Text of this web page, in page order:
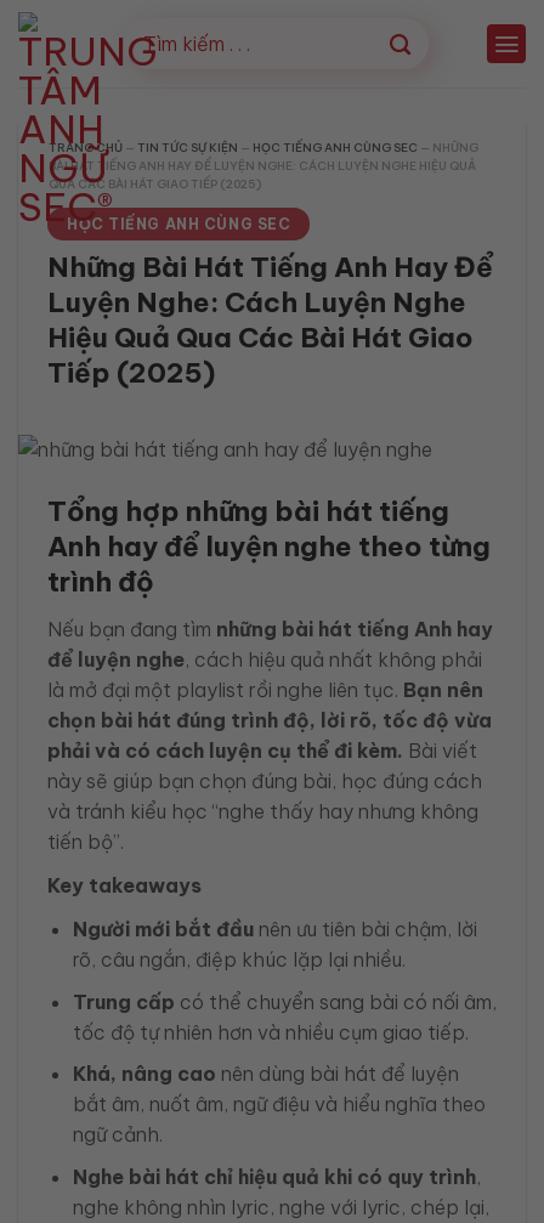
Bỏ
qua
nội
dung
TRANG CHỦ — TIN TỨC SỰ KIỆN — HỌC TIẾNG ANH CÙNG SEC — NHỮNG
BÀI HÁT TIẾNG ANH HAY ĐỂ LUYỆN NGHE: CÁCH LUYỆN NGHE HIỆU QUẢ
QUA CÁC BÀI HÁT GIAO TIẾP (2025)
HỌC TIẾNG ANH CÙNG SEC
Những Bài Hát Tiếng Anh Hay Để
Luyện Nghe: Cách Luyện Nghe
Hiệu Quả Qua Các Bài Hát Giao
Tiếp (2025)
Tổng hợp những bài hát tiếng
Anh hay để luyện nghe theo từng
trình độ
Nếu bạn đang tìm những bài hát tiếng Anh hay
để luyện nghe, cách hiệu quả nhất không phải
là mở đại một playlist rồi nghe liên tục. Bạn nên
chọn bài hát đúng trình độ, lời rõ, tốc độ vừa
phải và có cách luyện cụ thể đi kèm. Bài viết
này sẽ giúp bạn chọn đúng bài, học đúng cách
và tránh kiểu học “nghe thấy hay nhưng không
tiến bộ”.
Key takeaways
Người mới bắt đầunên ưu tiên bài chậm, lời
rõ, câu ngắn, điệp khúc lặp lại nhiều.
Trung cấp có thể chuyển sang bài có nối âm,
tốc độ tự nhiên hơn và nhiều cụm giao tiếp.
Khá, nâng cao nên dùng bài hát để luyện
bắt âm, nuốt âm, ngữ điệu và hiểu nghĩa theo
ngữ cảnh.
Nghe bài hát chỉ hiệu quả khi có quy trình,
nghe không nhìn lyric, nghe với lyric, chép lại,